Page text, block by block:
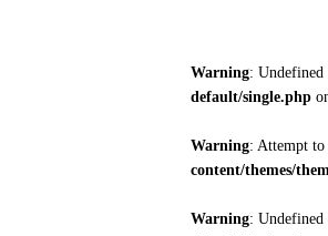
Warning:
default/single.php
Warning: Attempt
content/themes/
Warning: